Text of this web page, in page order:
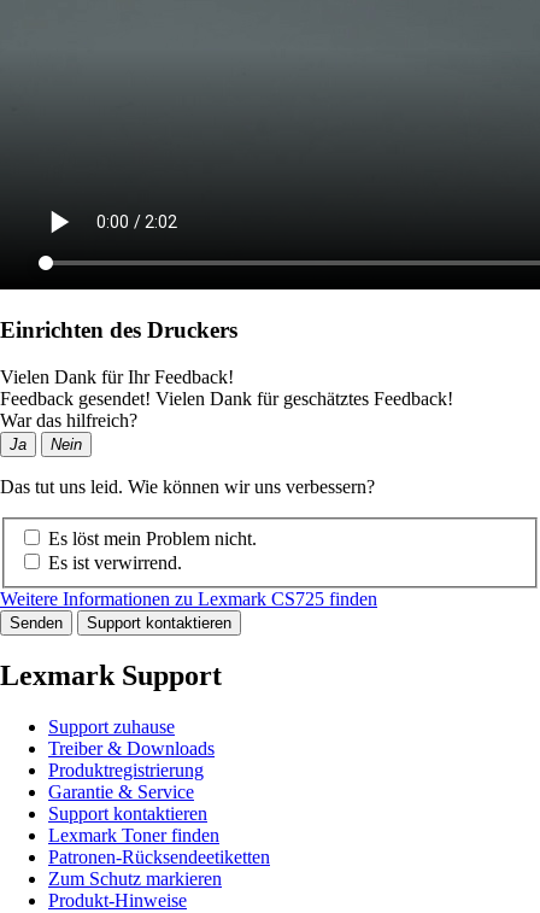
Einrichten des Druckers
Vielen Dank für Ihr Feedback!
Feedback gesendet! Vielen Dank für geschätztes Feedback!
War das hilfreich?
Ja Nein
Das tut uns leid. Wie können wir uns verbessern?
Es löst mein Problem nicht.
Es ist verwirrend.
Weitere Informationen zu Lexmark CS725 finden
Senden Support kontaktieren
Lexmark Support
Support zuhause
Treiber & Downloads
Produktregistrierung
Garantie & Service
Support kontaktieren
Lexmark Toner finden
Patronen-Rücksendeetiketten
Zum Schutz markieren
Produkt-Hinweise